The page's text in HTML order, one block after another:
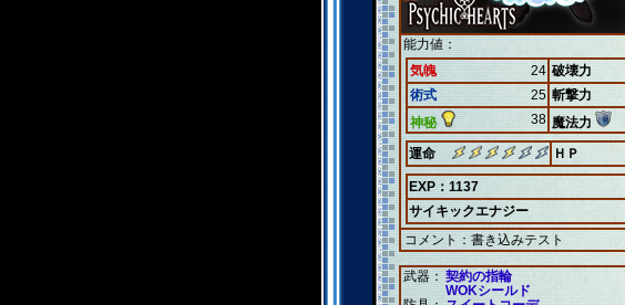
能力値：
気魄
24 破壊力
術式
25 斬撃力
神秘
38 魔法力
運命 ＨＰ
EXP：1137
サイキックエナジー
コメント： 書き込みテスト
武器： 契約の指輪
WOKシールド